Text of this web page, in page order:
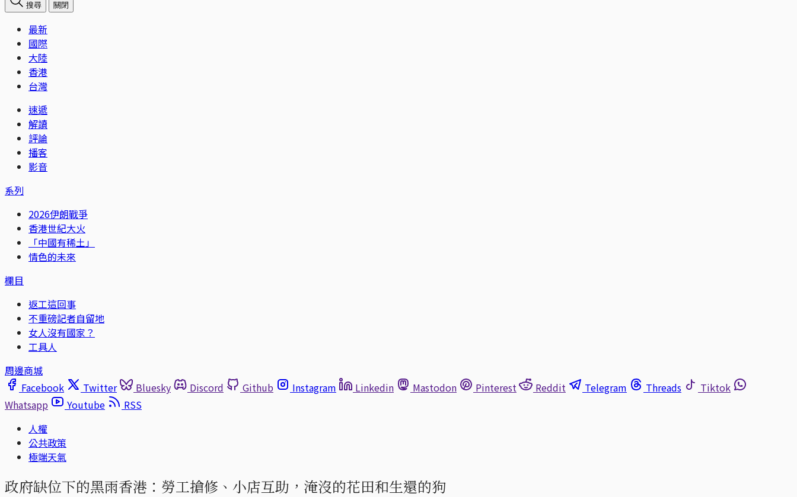
搜尋 關閉
最新
國際
大陸
香港
台灣
速遞
解讀
評論
播客
影音
系列
2026伊朗戰爭
香港世紀大火
「中國有稀土」
情色的未來
欄目
返工這回事
不重磅記者自留地
女人沒有國家？
工具人
周邊商城
Facebook
Twitter Bluesky Discord Github Instagram Linkedin Mastodon Pinterest Reddit Telegram Threads
Tiktok
Whatsapp
Youtube
RSS
人權
公共政策
極端天氣
政府缺位下的黑雨香港：勞工搶修、小店互助，淹沒的花田和生還的狗